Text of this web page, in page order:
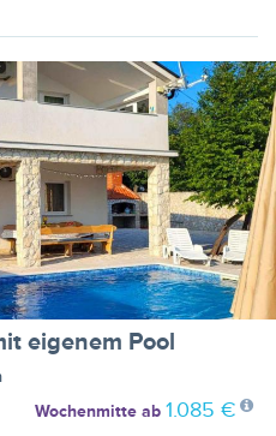
eigenem Pool
Wochenmitteab 1.085 €